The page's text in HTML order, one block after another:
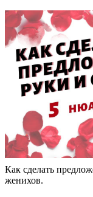
Как сделать
женихов.